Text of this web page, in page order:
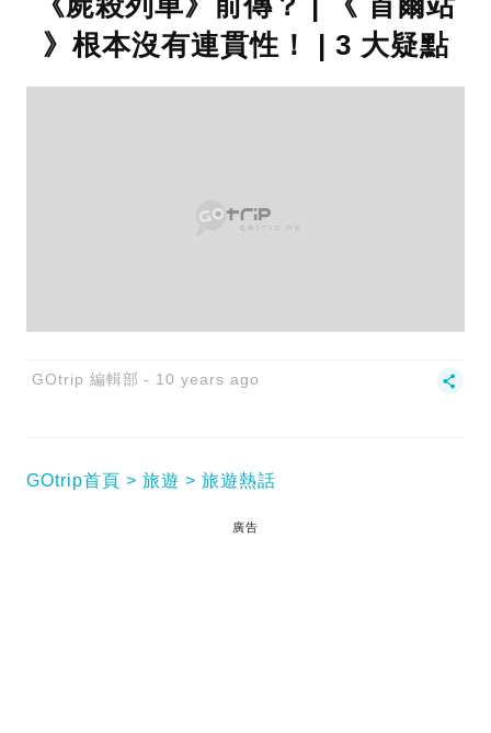
》根本沒有連貫性！ | 3 大疑點
GOtrip 編輯部 10 years ago
GOtrip首頁 旅遊 旅遊熱話
廣告